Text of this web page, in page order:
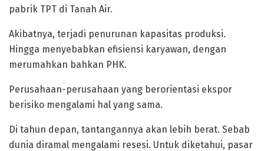
pabrik TPT di Tanah Air.
Akibatnya, terjadi penurunan kapasitas produksi.
Hingga menyebabkan efisiensi karyawan, dengan
merumahkan bahkan PHK.
Perusahaan-perusahaan yang berorientasi ekspor
berisiko mengalami hal yang sama.
Di tahun depan, tantangannya akan lebih berat. Sebab
dunia diramal mengalami resesi. Untuk diketahui, pasar